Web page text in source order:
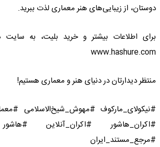
دوستان، از زیبایی‌های هنر معماری لذت ببرید.
برای اطلاعات بیشتر و خرید بلیت، به سایت
www.hashure.com
منتظر دیدارتان در دنیای هنر و معماری هستیم!
#نیکولای_مارکوف #مهوش_شیخ‌الاسلامی
#اکران_هاشور #اکران_آنلاین
#مرجع_مستند_ایران